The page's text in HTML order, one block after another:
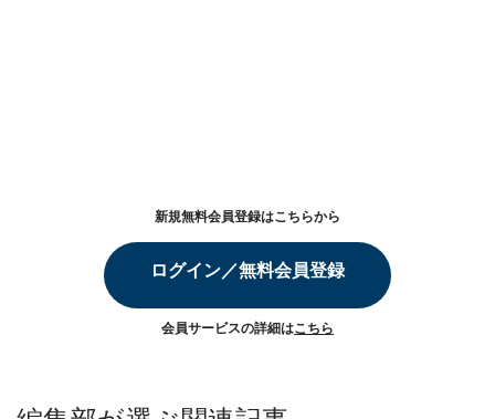
新規無料会員登録はこちらから
ログイン／無料会員登録
会員サービスの詳細はこちら